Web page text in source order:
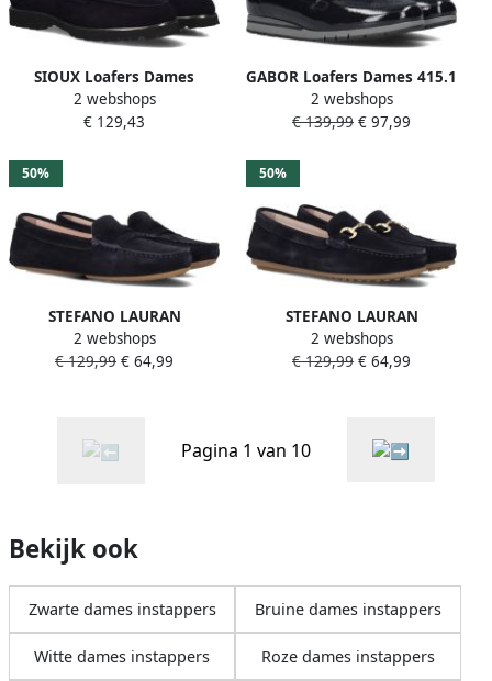
SIOUX Loafers Dames
Meredith Maat: 43
Materiaal: Suède Kleur:
2 webshops
€ 129,43
GABOR Loafers Dames 415.1
Maat: 38 Materiaal: Lakleer
Kleur: Blauw
2 webshops
€ 139,99 € 97,99
50%
STEFANO LAURAN
Mocassins Dames 11634
Maat: 37 Materiaal: Suède
2 webshops
€ 129,99 € 64,99
50%
STEFANO LAURAN
Mocassins Dames 11733
Maat: 37 Materiaal: Suède
2 webshops
€ 129,99 € 64,99
Pagina 1 van 10
Bekijk ook
Zwarte dames instappers Bruine dames instappers
Witte dames instappers Roze dames instappers